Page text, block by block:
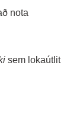
sem lokaútlit